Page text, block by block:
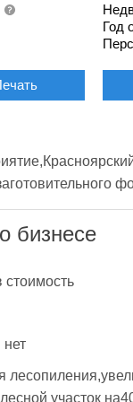
Год
бизнесе
нет
участок